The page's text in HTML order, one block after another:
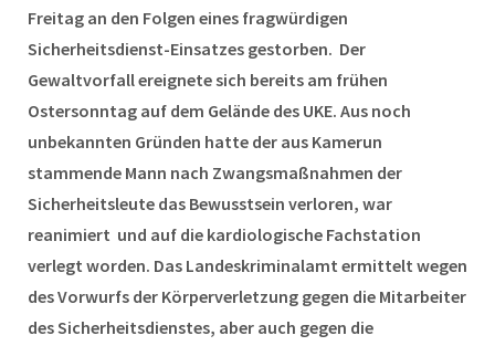
Freitag an den Folgen eines fragwürdigen
Sicherheitsdienst-Einsatzes gestorben. Der
Gewaltvorfall ereignete sich bereits am frühen
Ostersonntag auf dem Gelände des UKE. Aus noch
unbekannten Gründen hatte der aus Kamerun
stammende Mann nach Zwangsmaßnahmen der
Sicherheitsleute das Bewusstsein verloren, war
reanimiert und auf die kardiologische Fachstation
verlegt worden. Das Landeskriminalamt ermittelt wegen
des Vorwurfs der Körperverletzung gegen die Mitarbeiter
des Sicherheitsdienstes, aber auch gegen die